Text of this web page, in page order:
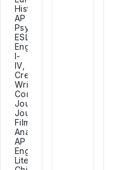
History,
AP
Psychology,
ESL,
English
I-
IV,
Creative
Writing,
Comparative
Journalism,
Journalism,
Film
Analysis,
AP
English
Literature,